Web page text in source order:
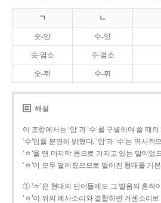
ㄱ ㄴ
숫-양 수-양
숫-염소 수-염소
숫-쥐 수-쥐
해설
이 조항에서는 ‘암’과 ‘수’를 구별하여 쓸 때
‘수’임을 분명히 밝혔다. ‘암’과 ‘수’는 역사적
‘ㅎ’을 맨 마지막 음으로 가지고 있는 말이었
‘ㅎ’이 모두 떨어졌으므로 떨어진 형태를 기
① ‘ㅎ’은 현대의 단어들에도 그 발음의 흔적
‘ㅎ’이 뒤의 예사소리와 결합하면 거센소리